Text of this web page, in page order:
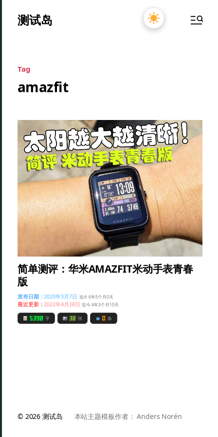
测试岛
Tag
amazfit
简单测评：华米AMAZFIT米动手表青春
版
发布日期：2020年3月7日 迄今 6年5个月0天
最近更新：2022年4月28日 迄今 4年3个月10天
5398 字 38 张 0 条
© 2026测试岛 本站主题模板作者：Anders Norén